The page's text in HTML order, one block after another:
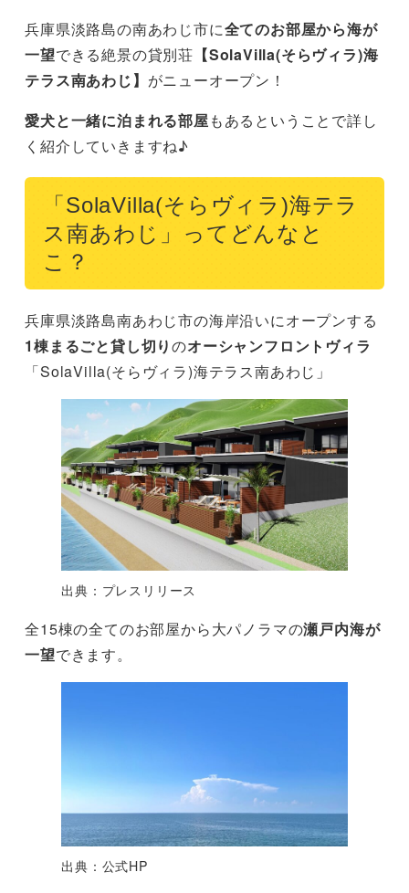
兵庫県淡路島の南あわじ市に全てのお部屋から海が
一望できる絶景の貸別荘 【SolaVilla(そらヴィラ)海
テラス南あわじ】 がニューオープン！
愛犬と一緒に泊まれる部屋もあるということで詳し
く紹介していきますね♪
「SolaVilla(そらヴィラ)海テラ
ス南あわじ」ってどんなと
こ？
兵庫県淡路島南あわじ市の海岸沿いにオープンする
1棟まるごと貸し切りのオーシャンフロントヴィラ
「SolaVilla(そらヴィラ)海テラス南あわじ」
出典：プレスリリース
全15棟の全てのお部屋から大パノラマの瀬戸内海が
一望できます。
出典：公式HP